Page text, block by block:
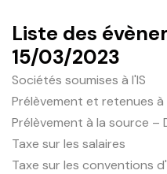
Liste des
15/03/2023
Sociétés soumises à l'IS
Prélèvement et retenues à
Prélèvement à la source –
Taxe sur les salaires
Taxe sur les conventions